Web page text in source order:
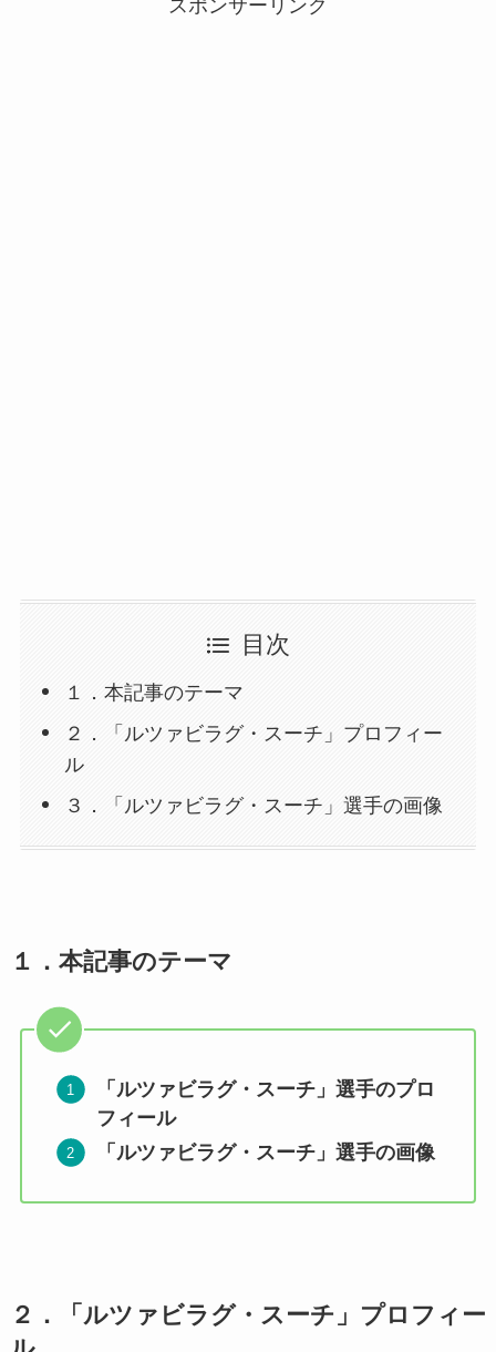
スポンサーリンク
目次
１．本記事のテーマ
２．「ルツァビラグ・スーチ」プロフィー
ル
３．「ルツァビラグ・スーチ」選手の画像
１． 本記事のテーマ
「ルツァビラグ・スーチ」選手のプロ
フィール
「ルツァビラグ・スーチ」選手の画像
２．「ルツァビラグ・スーチ」プロフィー